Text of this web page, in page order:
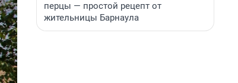
перцы — простой рецепт от
жительницы Барнаула